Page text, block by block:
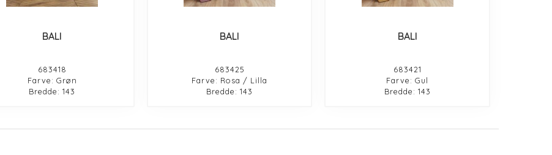
BALI
683418
Farve: Grøn
Bredde: 143
BALI
683425
Farve: Rosa / Lilla
Bredde: 143
BALI
683421
Farve: Gul
Bredde: 143